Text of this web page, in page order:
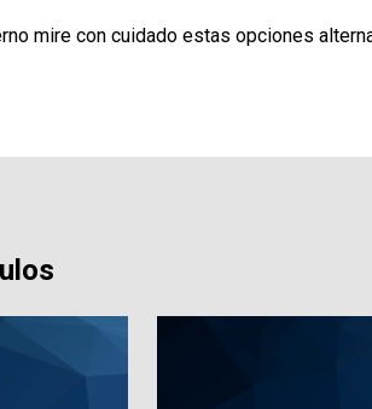
mire con cuidado estas opciones